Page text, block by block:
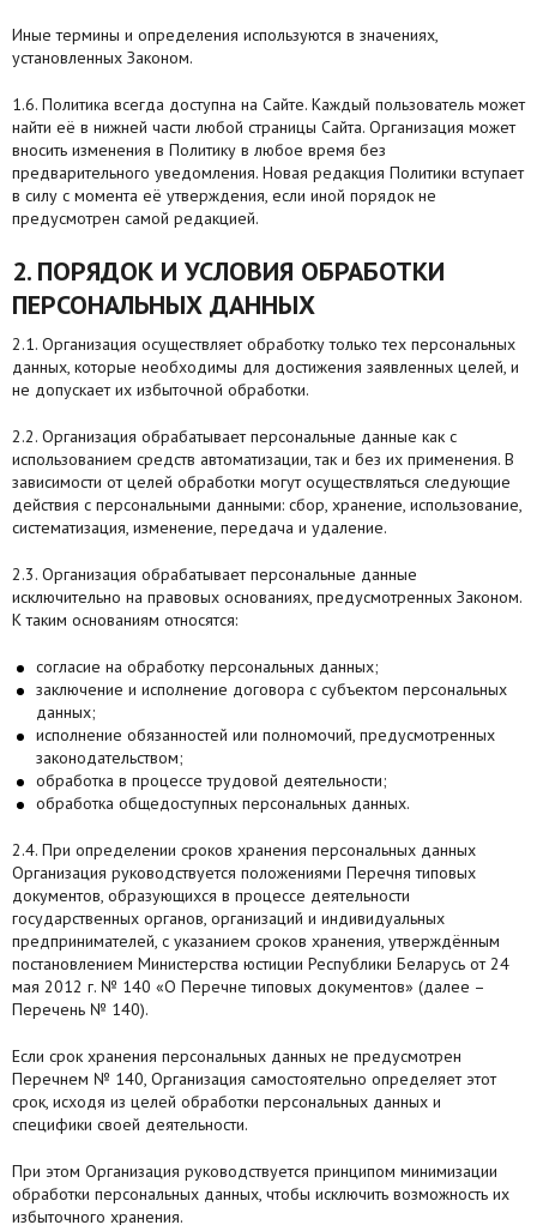
Иные термины и определения используются в значениях,
установленных Законом.
1.6. Политика всегда доступна на Сайте. Каждый пользователь может
найти её в нижней части любой страницы Сайта. Организация может
вносить изменения в Политику в любое время без
предварительного уведомления. Новая редакция Политики вступает
в силу с момента её утверждения, если иной порядок не
предусмотрен самой редакцией.
2. ПОРЯДОК И УСЛОВИЯ ОБРАБОТКИ
ПЕРСОНАЛЬНЫХ ДАННЫХ
2.1. Организация осуществляет обработку только тех персональных
данных, которые необходимы для достижения заявленных целей, и
не допускает их избыточной обработки.
2.2. Организация обрабатывает персональные данные как с
использованием средств автоматизации, так и без их применения. В
зависимости от целей обработки могут осуществляться следующие
действия с персональными данными: сбор, хранение, использование,
систематизация, изменение, передача и удаление.
2.3. Организация обрабатывает персональные данные
исключительно на правовых основаниях, предусмотренных Законом.
К таким основаниям относятся:
согласие на обработку персональных данных;
заключение и исполнение договора с субъектом персональных
данных;
исполнение обязанностей или полномочий, предусмотренных
законодательством;
обработка в процессе трудовой деятельности;
обработка общедоступных персональных данных.
2.4. При определении сроков хранения персональных данных
Организация руководствуется положениями Перечня типовых
документов, образующихся в процессе деятельности
государственных органов, организаций и индивидуальных
предпринимателей, с указанием сроков хранения, утверждённым
постановлением Министерства юстиции Республики Беларусь от 24
мая 2012 г. № 140 «О Перечне типовых документов» (далее –
Перечень № 140).
Если срок хранения персональных данных не предусмотрен
Перечнем № 140, Организация самостоятельно определяет этот
срок, исходя из целей обработки персональных данных и
специфики своей деятельности.
При этом Организация руководствуется принципом минимизации
обработки персональных данных, чтобы исключить возможность их
избыточного хранения.